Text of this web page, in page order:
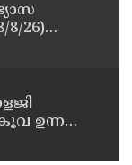
26)
ഉന്നതി